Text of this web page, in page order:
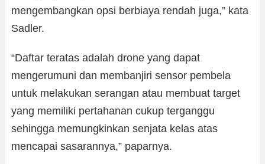
mengembangkan opsi berbiaya rendah juga,” kata
Sadler.
“Daftar teratas adalah drone yang dapat
mengerumuni dan membanjiri sensor pembela
untuk melakukan serangan atau membuat target
yang memiliki pertahanan cukup terganggu
sehingga memungkinkan senjata kelas atas
mencapai sasarannya,” paparnya.